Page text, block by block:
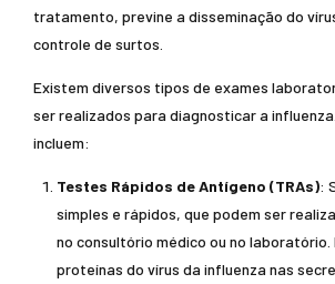
tratamento, previne a disseminação do
controle de surtos.
Existem diversos tipos de exames
ser realizados para diagnosticar a
incluem:
Testes Rápidos de Antígeno (TRAs):
simples e rápidos, que podem ser
no consultório médico ou no
proteínas do vírus da influenza nas